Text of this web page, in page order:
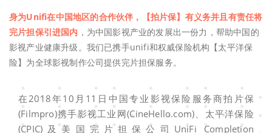
身为Unifi在中国地区的合作伙伴，【拍片保】有义务并且有责任将
完片担保引进国内 ，为中国影视产业的发展出一份力，帮助中国的
影视产业健康升级。我们已携手unifi和权威保险机构【太平洋保
险】为全球影视制作公司提供完片担保服务。
在2018年10月11日中国专业影视保险服务商拍片保
(Filmpro)携手影视工业网(CineHello.com)、太平洋保险
(CPIC)及美国完片担保公司UniFi Completion